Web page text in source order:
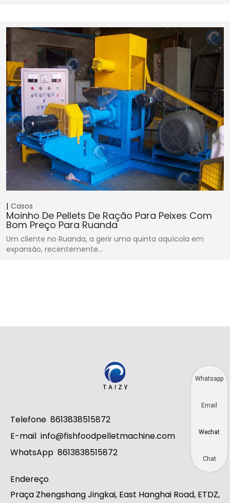
Casos
Moinho De Pellets De Ração Para Peixes Com
Bom Preço Para Ruanda
Um cliente no Ruanda, a gerir uma quinta aquícola em
expansão, recentemente…
Telefone 8613838515872
E-mail info@fishfoodpelletmachine.com
WhatsApp 8613838515872
Endereço
Praça Zhengshang Jingkai, East Hanghai Road, ETDZ,
Whatsapp
Email
Wechat
Chat